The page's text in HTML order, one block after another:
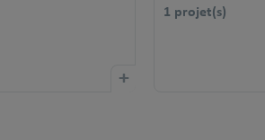
+
1 projet(s)